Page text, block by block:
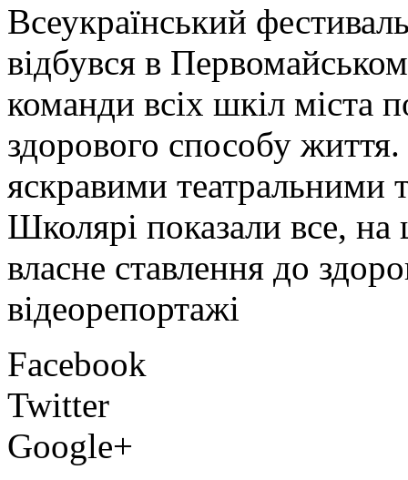
Всеукраїнський
відбувся в
команди всіх шкіл міста
здорового способу
яскравими
Школярі показали все, на
власне ставлення до
відеорепортажі
Facebook
Twitter
Google+